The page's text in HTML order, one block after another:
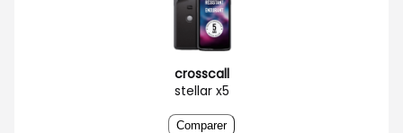
crosscall
stellar x5
Comparer